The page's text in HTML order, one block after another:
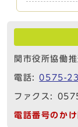
関市役所協働
電話:0575-
ファクス:
電話番号のか